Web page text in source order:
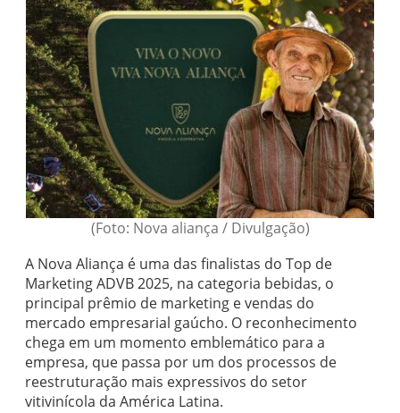
(Foto: Nova aliança / Divulgação)
A Nova Aliança é uma das finalistas do Top de
Marketing ADVB 2025, na categoria bebidas, o
principal prêmio de marketing e vendas do
mercado empresarial gaúcho. O reconhecimento
chega em um momento emblemático para a
empresa, que passa por um dos processos de
reestruturação mais expressivos do setor
vitivinícola da América Latina.